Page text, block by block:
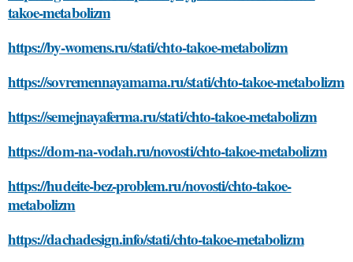
takoe-metabolizm
https://by-womens.ru/stati/chto-takoe-metabolizm
https://sovremennayamama.ru/stati/chto-takoe-metabolizm
https://semejnayaferma.ru/stati/chto-takoe-metabolizm
https://dom-na-vodah.ru/novosti/chto-takoe-metabolizm
https://hudeite-bez-problem.ru/novosti/chto-takoe-
metabolizm
https://dachadesign.info/stati/chto-takoe-metabolizm